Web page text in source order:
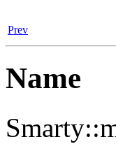
Prev
Name